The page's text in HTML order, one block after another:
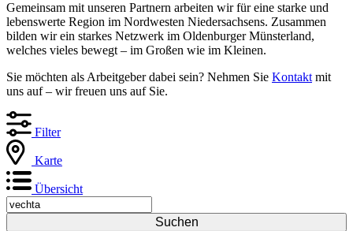
Gemeinsam mit unseren Partnern arbeiten wir für eine starke und
lebenswerte Region im Nordwesten Niedersachsens. Zusammen
bilden wir ein starkes Netzwerk im Oldenburger Münsterland,
welches vieles bewegt – im Großen wie im Kleinen.
Sie möchten als Arbeitgeber dabei sein? Nehmen Sie Kontakt mit
uns auf – wir freuen uns auf Sie.
Filter
Karte
Übersicht